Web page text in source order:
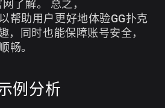
了解。 总之，
帮助用户更好地体验GG扑克
，同时也能保障账号安全，
畅。
例分析